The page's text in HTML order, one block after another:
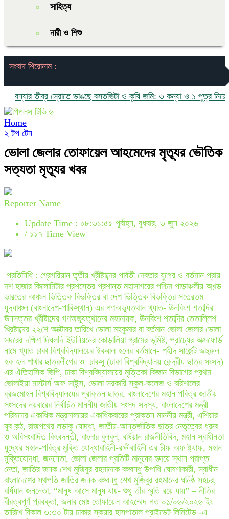
সাহিত্য
নারী ও শিশু
সংবাদ শিরোনাম :
তীব্র স্রোতে ভাঙছে বসতভিটা ও কৃষি জমি: ৩ কন্যা ও ১ পুত্র নিয়ে চরম
Home
২ টপ টেন
ভোলা জেলার তোফায়েল আহমেদের মৃত্যূর ভৌতিক
সত্যতা মৃত্যূর খবর
Reporter Name
Update Time : ০৮:৩১:৫৫ পূর্বাহ্ন, বুধবার, ৩ জুন ২০২৬
/ ১১৭ Time View
প্রতিনিধি : গ্রেগরিয়ান তৃতীয় খ্রীষ্টাব্দের পার্বতী দেবতার যুগের ও বর্তমান প্রায়
দশ হাজার কিলোমিটার প্রশস্তের প্রশান্ত মহাসাগরের পশ্চিম পাড়াঞ্চলীয় অখন্ড
ভারতের আঞ্চল ভিত্তিক বিভক্তির বা দেশ ভিত্তিক বিভক্তির সতেরতম
যুদ্ধাঞ্চল (বাংলাদেশ-পাকিস্থান) এর গণঅভ্যূত্থান খ্যাত- ঊনবিংশ শতাব্দির
ঊনসত্তর খ্রীষ্টাব্দের গণঅভ্যূত্থানের মহানায়ক, ঊনবিংশ শতাব্দির তেতাল্লিশ
খ্রিষ্টাব্দের ২২শে অক্টোবর তারিখে ভোলা মহকুমার বা বর্তমান ভোলা জেলার ভোলা
সদরের দক্ষিণ দিঘলদি ইউনিয়নের কোড়ালিয়া গ্রামের ভূমিষ্ট, প্রাচ্যের অক্সফোর্ড
নামে খ্যাত ঢাকা বিশ্ববিদ্যালয়ের ইকবাল হলের বর্তমানে- শহীদ সার্জেন্ট জহুরুল
হক হল শাখার ছাত্রলীগের ও ঢাকসু (ঢাকা বিশ্ববিদ্যালয় কেন্দ্রীয় ছাত্র সংসদ)
এর ঐতিহাসিক ভিপি, ঢাকা বিশ্ববিদ্যালয়ের মৃত্তিকা বিজ্ঞান বিভাগের প্রথম
ভোলাইয়া মাস্টার্স অফ সাইন্স, ভোলা সরকারি স্কুল-কলেজ ও বরিশালের
ব্রজমোহন বিশ্ববিদ্যালয়ের প্রাক্তন ছাত্র, বাংলাদেশের মহান পবিত্র জাতীয়
সংসদের নয়বারের নির্বাচিত মাননীয় জাতীয় সংসদ সদস্য, বাংলাদেশের মন্ত্রী
পরিষদের একাধিক মন্ত্রনালয়ের একাধিকবারের প্রাক্তন মাননীয় মন্ত্রী, এশিয়ার
যুব কন্ঠ, রাজপথের লড়াকু যোদ্ধা, জাতীয়-আন্তর্জাতিক ছাত্র নেতৃত্বের ধ্রুব
ও অবিসংবাদিত কিংবদন্তী, বাংলার বুলবুল, বর্ষিয়ান রাজনীতিবিদ, মহান স্বাধীনতা
যুদ্ধের মহান-পবিত্র মুক্তি যোদ্ধাবাহিনী-রক্ষীবাহিনী এর চীফ অফ ষ্ট্যাফ, মহান
মুক্তিযোদ্ধা, জননেতা, ভোলা জেলার প্রতিটি মানুষের হৃদয়ে স্থান প্রাপ্ত
নেতা, জাতির জনক শেখ মুজিবুর রহমানকে বঙ্গবন্ধু উপাধি ঘোষণাকারী, স্বাধীন
বাংলাদেশের স্থপতি জাতির জনক বঙ্গবন্ধু শেখ মুজিবুর রহমানের ঘনিষ্ঠ সহচর,
বর্ষিয়ান জননেতা, “মানুষ আসে মানুষ যায়- শুধু তাঁর স্মৃতি রয়ে যায়” – নীতির
বীরত্বপূর্ণ প্রবক্তা, জনাব মোঃ তোফায়েল আহম্মেদ গত ০১/০৬/২০২৬ ইং
তারিখে বিকাল ৩:৩০ টায় ঢাকার স্কয়ার হাসপাতাল প্রাইভেট লিমিটেড -এ